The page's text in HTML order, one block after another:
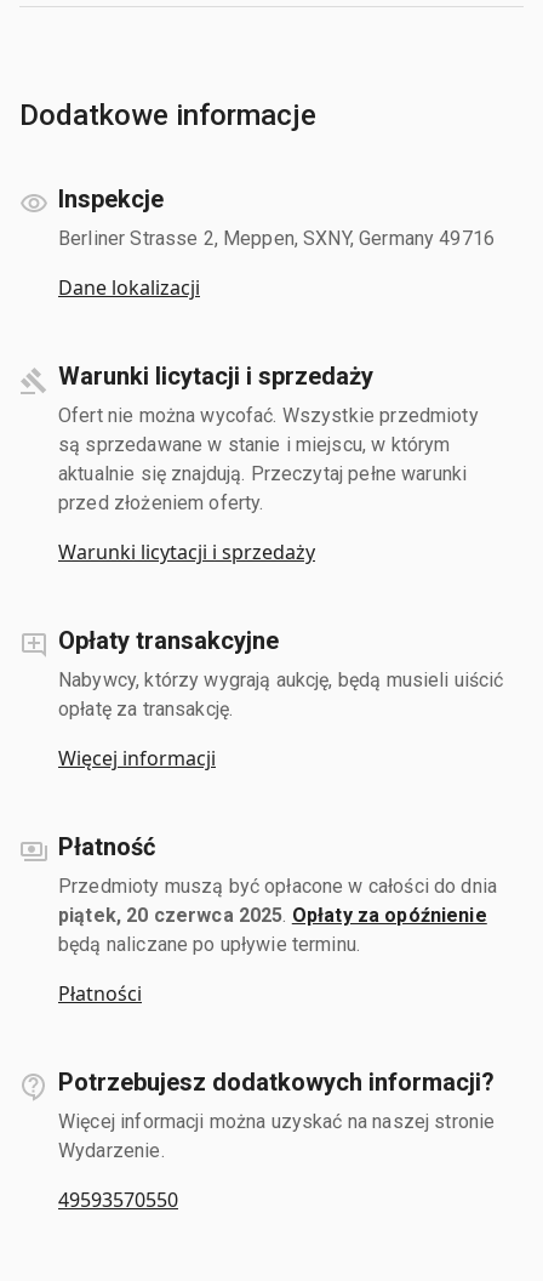
Dodatkowe informacje
Inspekcje
Berliner Strasse 2, Meppen, SXNY, Germany 49716
Dane lokalizacji
Warunki licytacji i sprzedaży
Ofert nie można wycofać. Wszystkie przedmioty
są sprzedawane w stanie i miejscu, w którym
aktualnie się znajdują. Przeczytaj pełne warunki
przed złożeniem oferty.
Warunki licytacji i sprzedaży
Opłaty transakcyjne
Nabywcy, którzy wygrają aukcję, będą musieli uiścić
opłatę za transakcję.
Więcej informacji
Płatność
Przedmioty muszą być opłacone w całości do dnia
piątek, 20 czerwca 2025 Opłaty za opóźnienie
będą naliczane po upływie terminu.
Płatności
Potrzebujesz dodatkowych informacji?
Więcej informacji można uzyskać na naszej stronie
Wydarzenie.
49593570550